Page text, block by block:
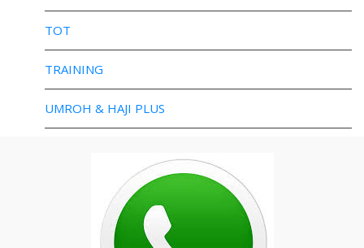
TOT
TRAINING
UMROH & HAJI PLUS